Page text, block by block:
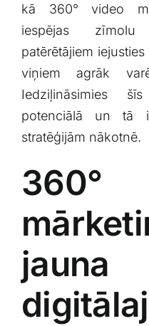
English
kā 360° video
iespējas zīmolu
patērētājiem
viņiem agrāk
Iedziļināsimies
potenciālā un tā
stratēģijām nākotnē.
jauna